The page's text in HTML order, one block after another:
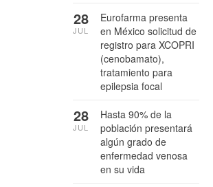
Eurofarma presenta
en México solicitud de
registro para XCOPRI
(cenobamato),
tratamiento para
epilepsia focal
28
JUL
Hasta 90% de la
población presentará
algún grado de
enfermedad venosa
en su vida
28
JUL